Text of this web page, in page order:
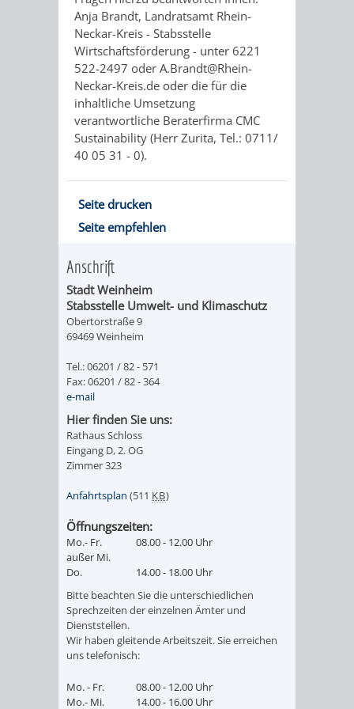
DATEN
/
ZAHLEN
/
BILDUNG
KINDERBETREUUNG
KINDERTAGESPFLEGE
KINDERKRIPPEN
KINDERTAGESSTÄTTEN
PROJEKT
SCHÜTZEN
-
KINDER
STÄRKEN"
VORMERKVERFAHREN
FÜR
DIE
PLATZVERGABE
FERIENANGEBOTE
TIPPS
&
TREFFS
SCHULEN
SCHULARTEN
SCHULFERIEN
/
FERIENBETREUUNG
BIS
Z
ONLINE-
FREIZEIT
Anja Brandt, Landratsamt Rhein-
Neckar-Kreis - Stabsstelle
Wirtschaftsförderung - unter 6221
522-2497 oder A.Brandt@Rhein-
Neckar-Kreis.de oder die für die
inhaltliche Umsetzung
verantwortliche Beraterfirma CMC
Sustainability (Herr Zurita, Tel.: 0711/
40 05 31 - 0).
Seite drucken
Seite empfehlen
Anschrift
Stadt Weinheim
Stabsstelle Umwelt- und Klimaschutz
Obertorstraße 9
69469 Weinheim
Tel.: 06201 / 82 - 571
Fax: 06201 / 82 - 364
e-mail
Hier finden Sie uns:
Rathaus Schloss
Eingang D, 2. OG
Zimmer 323
Anfahrtsplan (511 KB)
Öffnungszeiten:
Mo.- Fr.
08.00 - 12.00 Uhr
außer Mi.
Do.
14.00 - 18.00 Uhr
Bitte beachten Sie die unterschiedlichen
Sprechzeiten der einzelnen Ämter und
Dienststellen.
Wir haben gleitende Arbeitszeit. Sie erreichen
uns telefonisch:
Mo. - Fr.
08.00 - 12.00 Uhr
Mo.- Mi.
14.00 - 16.00 Uhr